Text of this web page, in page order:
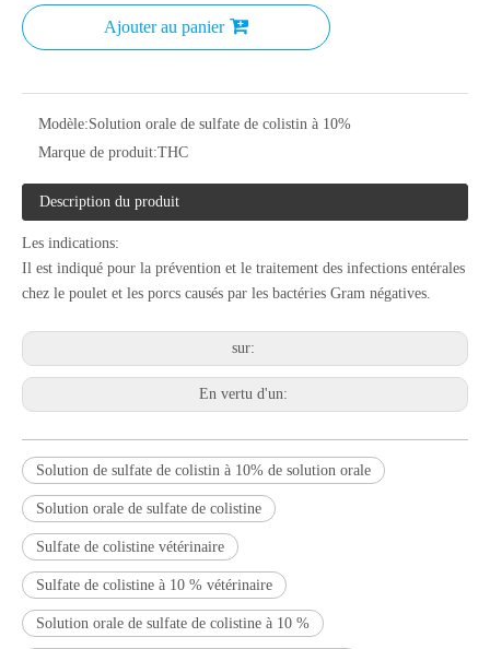
Ajouter au panier
Modèle:Solution orale de sulfate de colistin à 10%
Marque de produit:THC
Description du produit
Les indications:
Il est indiqué pour la prévention et le traitement des infections entérales
chez le poulet et les porcs causés par les bactéries Gram négatives.
sur:
En vertu d'un:
Solution de sulfate de colistin à 10% de solution orale
Solution orale de sulfate de colistine
Sulfate de colistine vétérinaire
Sulfate de colistine à 10 % vétérinaire
Solution orale de sulfate de colistine à 10 %